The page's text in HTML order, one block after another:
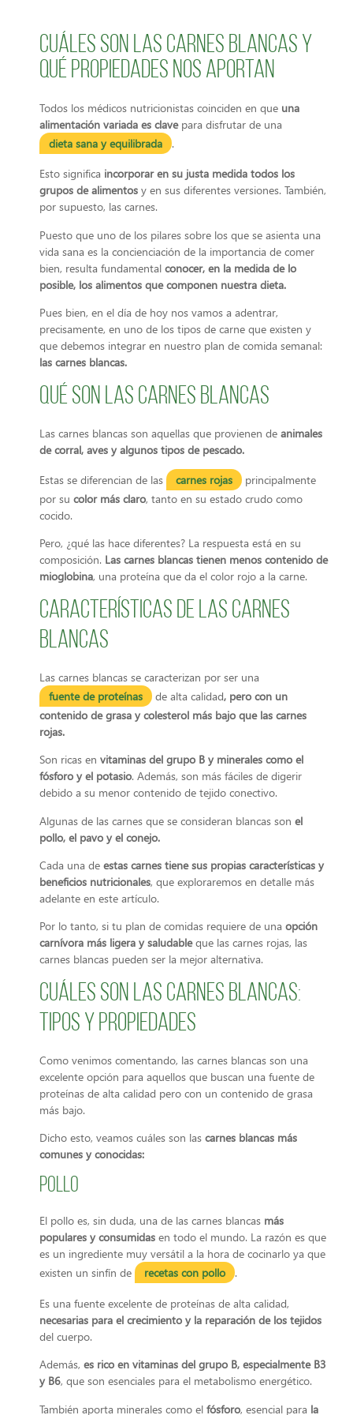
Cuáles son las carnes blancas y
qué propiedades nos aportan
Todos los médicos nutricionistas coinciden en que una
alimentación variada es clave para disfrutar de una
dieta sana y equilibrada
.
Esto significa incorporar en su justa medida todos los
grupos de alimentos y en sus diferentes versiones. También,
por supuesto, las carnes.
Puesto que uno de los pilares sobre los que se asienta una
vida sana es la concienciación de la importancia de comer
bien, resulta fundamental conocer, en la medida de lo
posible, los alimentos que componen nuestra dieta.
Pues bien, en el día de hoy nos vamos a adentrar,
precisamente, en uno de los tipos de carne que existen y
que debemos integrar en nuestro plan de comida semanal:
las carnes blancas.
Qué son las carnes blancas
Las carnes blancas son aquellas que provienen de animales
de corral, aves y algunos tipos de pescado.
Estas se diferencian de las carnes rojas
principalmente
por su color más claro, tanto en su estado crudo como
cocido.
Pero, ¿qué las hace diferentes? La respuesta está en su
composición. Las carnes blancas tienen menos contenido de
mioglobina, una proteína que da el color rojo a la carne.
Características de las carnes
blancas
Las carnes blancas se caracterizan por ser una
fuente de proteínas
de alta calidad, pero con un
contenido de grasa y colesterol más bajo que las carnes
rojas.
Son ricas en vitaminas del grupo B y minerales como el
fósforo y el potasio. Además, son más fáciles de digerir
debido a su menor contenido de tejido conectivo.
Algunas de las carnes que se consideran blancas son el
pollo, el pavo y el conejo.
Cada una de estas carnes tiene sus propias características y
beneficios nutricionales, que exploraremos en detalle más
adelante en este artículo.
Por lo tanto, si tu plan de comidas requiere de una opción
carnívora más ligera y saludableque las carnes rojas, las
carnes blancas pueden ser la mejor alternativa.
Cuáles son las carnes blancas:
tipos y propiedades
Como venimos comentando, las carnes blancas son una
excelente opción para aquellos que buscan una fuente de
proteínas de alta calidad pero con un contenido de grasa
más bajo.
Dicho esto, veamos cuáles son las carnes blancas más
comunes y conocidas:
Pollo
El pollo es, sin duda, una de las carnes blancas más
populares y consumidas en todo el mundo. La razón es que
es un ingrediente muy versátil a la hora de cocinarlo ya que
existen un sinfín de
recetas con pollo .
Es una fuente excelente de proteínas de alta calidad,
necesarias para el crecimiento y la reparación de los tejidos
del cuerpo.
Además, es rico en vitaminas del grupo B, especialmente B3
y B6, que son esenciales para el metabolismo energético.
También aporta minerales como el fósforo, esencial para la